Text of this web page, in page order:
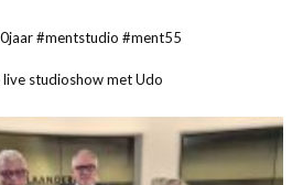
#mentstudio #ment55
studioshow met Udo